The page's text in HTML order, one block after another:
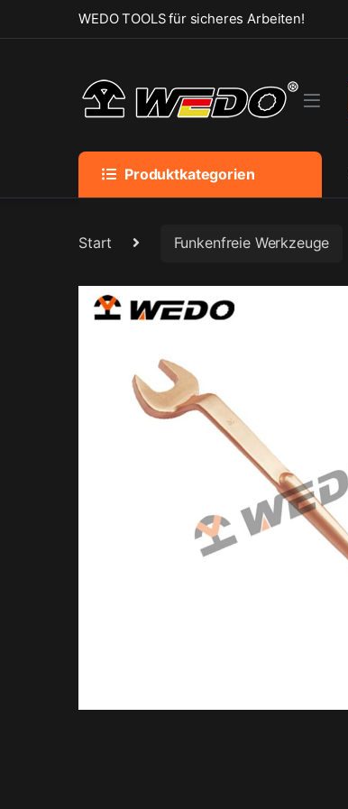
Skip to navigation
Skip to contentWEDO TOOLS für sicheres Arbeiten!
Produktkategorien
Start Funkenfreie Werkzeuge